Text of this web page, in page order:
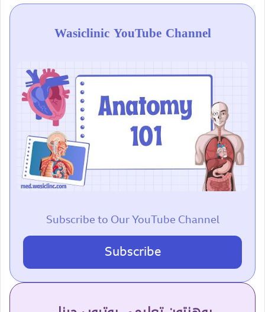
Wasiclinic YouTube Channel
Subscribe to Our YouTube Channel
Subscribe